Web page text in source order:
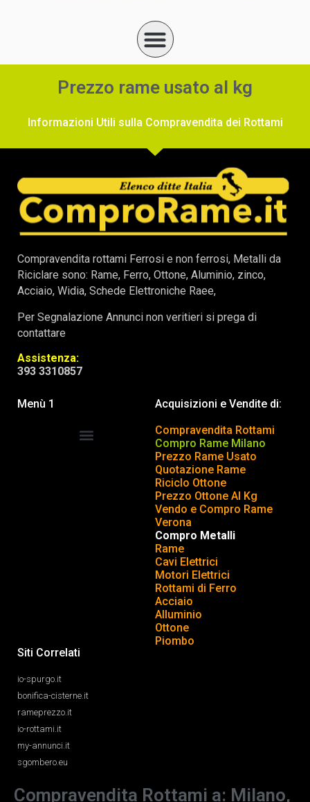
Prezzo rame usato al kg
Informazioni Utili sulla Compravendita dei Rottami
Compravendita rottami Ferrosi e non ferrosi, Metalli da
Riciclare sono: Rame, Ferro, Ottone, Aluminio, zinco,
Acciaio, Widia, Schede Elettroniche Raee,
Per Segnalazione Annunci non veritieri si prega di
contattare
Assistenza:
393 3310857
Menù 1
Acquisizioni e Vendite di:
Compravendita Rottami
Compro Rame Milano
Prezzo Rame Usato
Quotazione Rame
Riciclo Ottone
Prezzo Ottone Al Kg
Vendo e Compro Rame
Verona
Compro Metalli
Rame
Cavi Elettrici
Motori Elettrici
Rottami di Ferro
Acciaio
Alluminio
Ottone
Piombo
Siti Correlati
io-spurgo.it
bonifica-cisterne.it
rameprezzo.it
io-rottami.it
my-annunci.it
sgombero.eu
Compravendita Rottami a: Milano,